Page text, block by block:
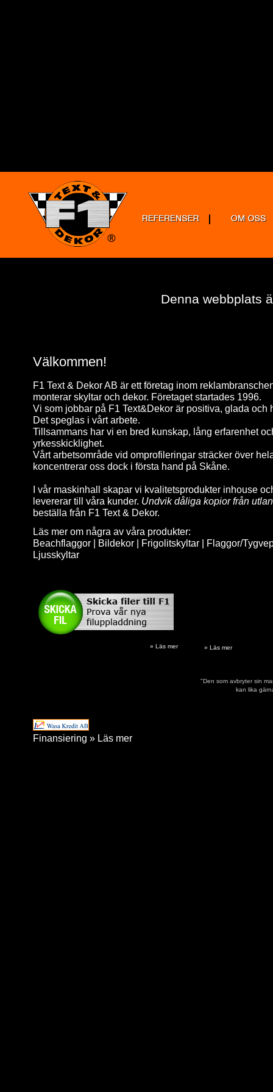
Denna webbplats
Välkommen!
F1 Text & Dekor AB är ett företag inom
monterar skyltar och dekor. Företaget startades 1996.
Vi som jobbar på F1 Text&Dekor är positiva, glada och
Det speglas i vårt arbete.
Tillsammans har vi en bred kunskap, lång erfarenhet
yrkesskicklighet.
Vårt arbetsområde vid omprofileringar sträcker över
koncentrerar oss dock i första hand på Skåne.
I vår maskinhall skapar vi kvalitetsprodukter inhouse
levererar till våra kunder. Undvik dåliga kopior från
beställa från F1 Text & Dekor.
Läs mer om några av våra produkter:
Beachflaggor | Bildekor | Frigolitskyltar | Flaggor/
Ljusskyltar
» Läs mer » Läs mer
"Den som avbryter sin
kan lika
Finansiering » Läs mer